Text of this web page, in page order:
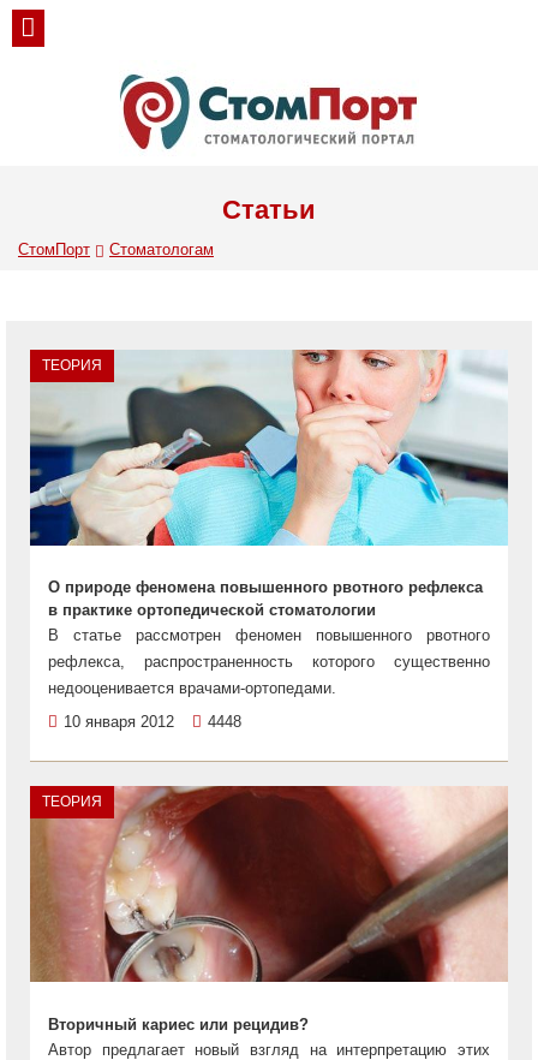
Статьи
СтомПорт Стоматологам
ТЕОРИЯ
О природе феномена повышенного рвотного рефлекса
в практике ортопедической стоматологии
В статье рассмотрен феномен повышенного рвотного
рефлекса, распространенность которого существенно
недооценивается врачами-ортопедами.
10 января 2012
4448
ТЕОРИЯ
Вторичный кариес или рецидив?
Автор предлагает новый взгляд на интерпретацию этих